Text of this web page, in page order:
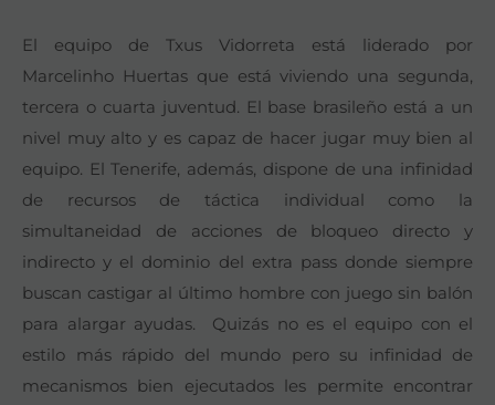
El equipo de Txus Vidorreta está liderado por
Marcelinho Huertas que está viviendo una segunda,
tercera o cuarta juventud. El base brasileño está a un
nivel muy alto y es capaz de hacer jugar muy bien al
equipo. El Tenerife, además, dispone de una infinidad
de recursos de táctica individual como la
simultaneidad de acciones de bloqueo directo y
indirecto y el dominio del extra pass donde siempre
buscan castigar al último hombre con juego sin balón
para alargar ayudas. Quizás no es el equipo con el
estilo más rápido del mundo pero su infinidad de
mecanismos bien ejecutados les permite encontrar